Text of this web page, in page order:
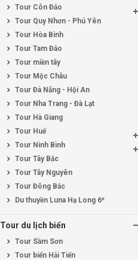
Tour Côn Đảo
Tour Quy Nhơn - Phú Yên
Tour Hòa Bình
Tour Tam Đảo
Tour miền tây
Tour Mộc Châu
Tour Đà Nẵng - Hội An
Tour Nha Trang - Đà Lạt
Tour Hà Giang
Tour Huế
Tour Ninh Bình
Tour Tây Bắc
Tour Tây Nguyên
Tour Đông Bắc
Du thuyền Luna Hạ Long 6*
Tour du lịch biển
Tour Sầm Sơn
Tour biển Hải Tiến